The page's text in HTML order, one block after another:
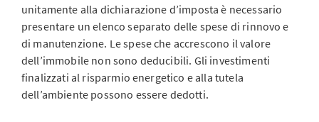
unitamente alla dichiarazione d’imposta è necessario
presentare un elenco separato delle spese di rinnovo e
di manutenzione. Le spese che accrescono il valore
dell’immobile non sono deducibili. Gli investimenti
finalizzati al risparmio energetico e alla tutela
dell’ambiente possono essere dedotti.